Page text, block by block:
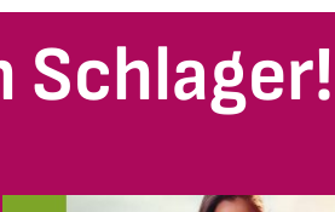
Schlager!